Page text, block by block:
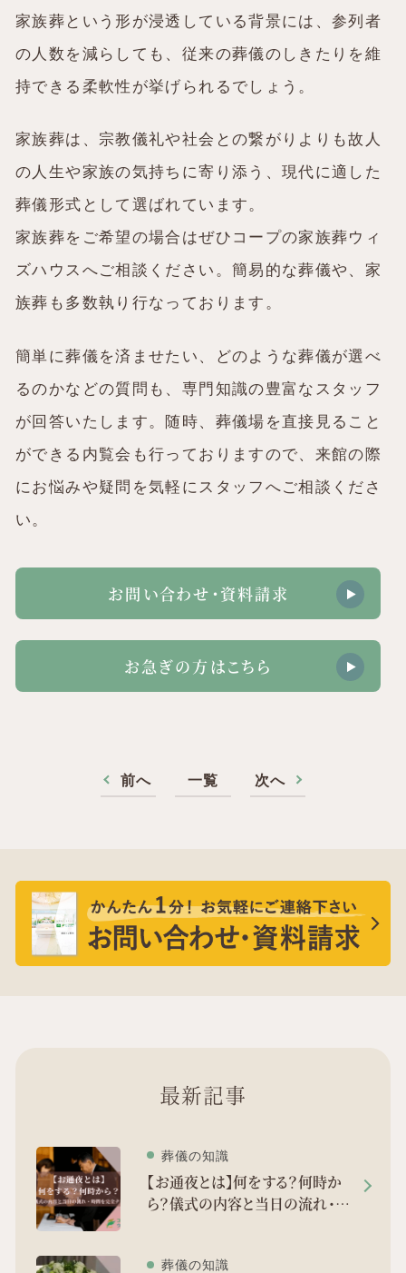
家族葬という形が浸透している背景には、参列者
の人数を減らしても、従来の葬儀のしきたりを維
持できる柔軟性が挙げられるでしょう。
家族葬は、宗教儀礼や社会との繋がりよりも故人
の人生や家族の気持ちに寄り添う、現代に適した
葬儀形式として選ばれています。
家族葬をご希望の場合はぜひコープの家族葬ウィ
ズハウスへご相談ください。簡易的な葬儀や、家
族葬も多数執り行なっております。
簡単に葬儀を済ませたい、どのような葬儀が選べ
るのかなどの質問も、専門知識の豊富なスタッフ
が回答いたします。随時、葬儀場を直接見ること
ができる内覧会も行っておりますので、来館の際
にお悩みや疑問を気軽にスタッフへご相談くださ
い。
お問い合わせ・資料請求
お急ぎの方はこちら
前へ 一覧 次へ
最新記事
葬儀の知識
【お通夜とは】何をする？何時か
ら？儀式の内容と当日の流れ・時
葬儀の知識